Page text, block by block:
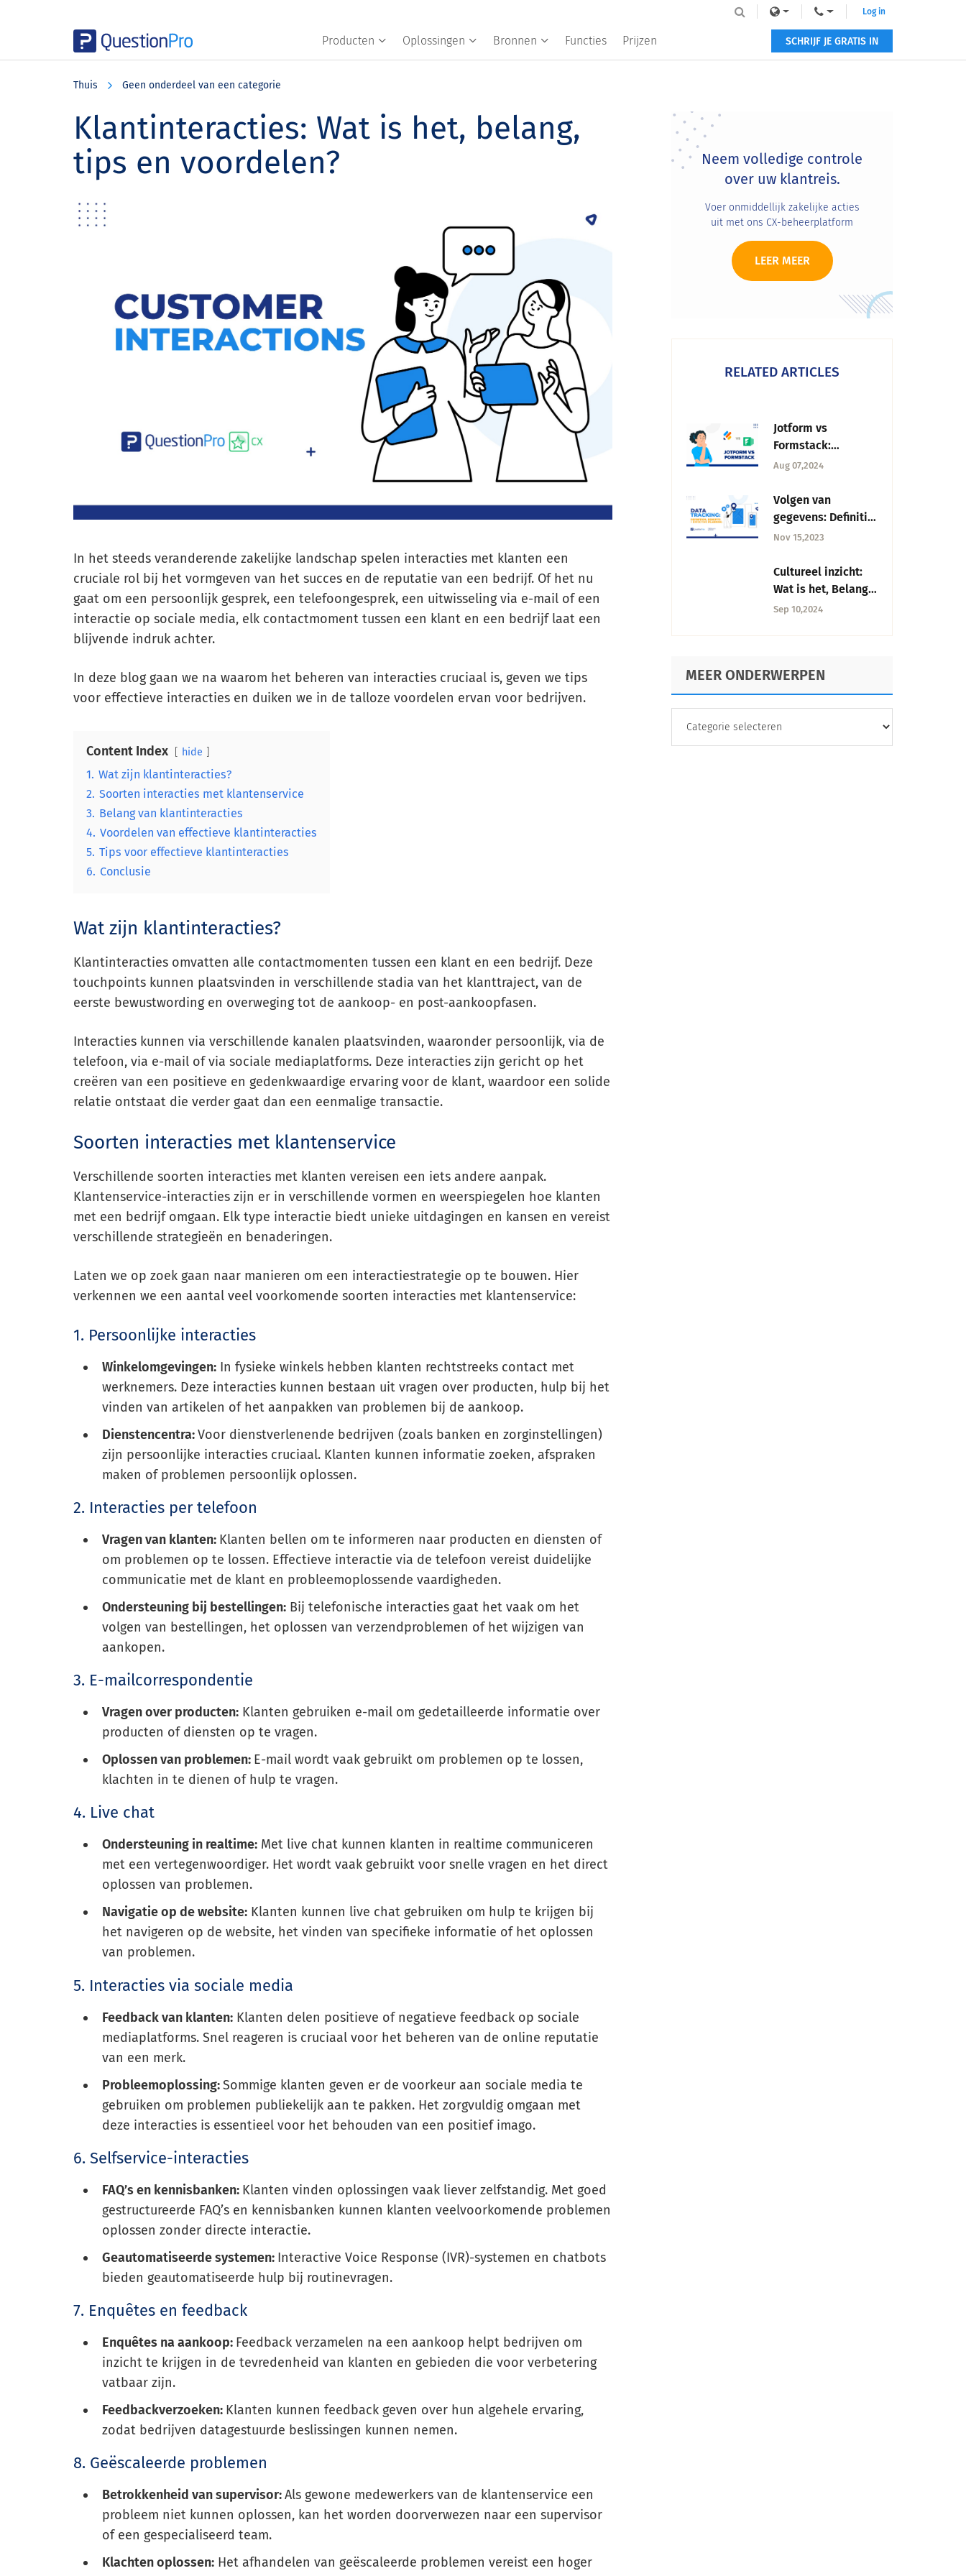
Producten Oplossingen Bronnen Functies Prijzen
Log in
SCHRIJF JE GRATIS IN
Thuis Geen onderdeel van een categorie
Klantinteracties: Wat is het, belang,
tips en voordelen?
In het steeds veranderende zakelijke landschap spelen interacties met klanten een
cruciale rol bij het vormgeven van het succes en de reputatie van een bedrijf. Of het nu
gaat om een persoonlijk gesprek, een telefoongesprek, een uitwisseling via e-mail of een
interactie op sociale media, elk contactmoment tussen een klant en een bedrijf laat een
blijvende indruk achter.
In deze blog gaan we na waarom het beheren van interacties cruciaal is, geven we tips
voor effectieve interacties en duiken we in de talloze voordelen ervan voor bedrijven.
Content Index hide
1. Wat zijn klantinteracties?
2. Soorten interacties met klantenservice
3. Belang van klantinteracties
4. Voordelen van effectieve klantinteracties
5. Tips voor effectieve klantinteracties
6. Conclusie
Wat zijn klantinteracties?
Klantinteracties omvatten alle contactmomenten tussen een klant en een bedrijf. Deze
touchpoints kunnen plaatsvinden in verschillende stadia van het klanttraject, van de
eerste bewustwording en overweging tot de aankoop- en post-aankoopfasen.
Interacties kunnen via verschillende kanalen plaatsvinden, waaronder persoonlijk, via de
telefoon, via e-mail of via sociale mediaplatforms. Deze interacties zijn gericht op het
creëren van een positieve en gedenkwaardige ervaring voor de klant, waardoor een solide
relatie ontstaat die verder gaat dan een eenmalige transactie.
Soorten interacties met klantenservice
Verschillende soorten interacties met klanten vereisen een iets andere aanpak.
Klantenservice-interacties zijn er in verschillende vormen en weerspiegelen hoe klanten
met een bedrijf omgaan. Elk type interactie biedt unieke uitdagingen en kansen en vereist
verschillende strategieën en benaderingen.
Laten we op zoek gaan naar manieren om een interactiestrategie op te bouwen. Hier
verkennen we een aantal veel voorkomende soorten interacties met klantenservice:
1. Persoonlijke interacties
Winkelomgevingen: In fysieke winkels hebben klanten rechtstreeks contact met
werknemers. Deze interacties kunnen bestaan uit vragen over producten, hulp bij het
vinden van artikelen of het aanpakken van problemen bij de aankoop.
Dienstencentra:Voor dienstverlenende bedrijven (zoals banken en zorginstellingen)
zijn persoonlijke interacties cruciaal. Klanten kunnen informatie zoeken, afspraken
maken of problemen persoonlijk oplossen.
2. Interacties per telefoon
Vragen van klanten: Klanten bellen om te informeren naar producten en diensten of
om problemen op te lossen. Effectieve interactie via de telefoon vereist duidelijke
communicatie met de klant en probleemoplossende vaardigheden.
Ondersteuning bij bestellingen: Bij telefonische interacties gaat het vaak om het
volgen van bestellingen, het oplossen van verzendproblemen of het wijzigen van
aankopen.
3. E-mailcorrespondentie
Vragen over producten: Klanten gebruiken e-mail om gedetailleerde informatie over
producten of diensten op te vragen.
Oplossen van problemen: E-mail wordt vaak gebruikt om problemen op te lossen,
klachten in te dienen of hulp te vragen.
4. Live chat
Ondersteuning in realtime: Met live chat kunnen klanten in realtime communiceren
met een vertegenwoordiger. Het wordt vaak gebruikt voor snelle vragen en het direct
oplossen van problemen.
Navigatie op de website: Klanten kunnen live chat gebruiken om hulp te krijgen bij
het navigeren op de website, het vinden van specifieke informatie of het oplossen
van problemen.
5. Interacties via sociale media
Feedback van klanten: Klanten delen positieve of negatieve feedback op sociale
mediaplatforms. Snel reageren is cruciaal voor het beheren van de online reputatie
van een merk.
Probleemoplossing:Sommige klanten geven er de voorkeur aan sociale media te
gebruiken om problemen publiekelijk aan te pakken. Het zorgvuldig omgaan met
deze interacties is essentieel voor het behouden van een positief imago.
6. Selfservice-interacties
FAQ’s en kennisbanken: Klanten vinden oplossingen vaak liever zelfstandig. Met goed
gestructureerde FAQ’s en kennisbanken kunnen klanten veelvoorkomende problemen
oplossen zonder directe interactie.
Geautomatiseerde systemen: Interactive Voice Response (IVR)-systemen en chatbots
bieden geautomatiseerde hulp bij routinevragen.
7. Enquêtes en feedback
Enquêtes na aankoop: Feedback verzamelen na een aankoop helpt bedrijven om
inzicht te krijgen in de tevredenheid van klanten en gebieden die voor verbetering
vatbaar zijn.
Feedbackverzoeken: Klanten kunnen feedback geven over hun algehele ervaring,
zodat bedrijven datagestuurde beslissingen kunnen nemen.
8. Geëscaleerde problemen
Betrokkenheid van supervisor:Als gewone medewerkers van de klantenservice een
probleem niet kunnen oplossen, kan het worden doorverwezen naar een supervisor
of een gespecialiseerd team.
Klachten oplossen: Het afhandelen van geëscaleerde problemen vereist een hoger
Primary
Sidebar
Neem volledige controle
over uw klantreis.
Voer onmiddellijk zakelijke acties
uit met ons CX-beheerplatform
LEER MEER
RELATED ARTICLES
Jotform vs
Formstack:
Geavanceerde
Aug 07,2024
Volgen van
gegevens: Definitie,
voordelen +
Nov 15,2023
Cultureel inzicht:
Wat is het, Belang +
Hoe verzamelen?
Sep 10,2024
MEER ONDERWERPEN
ONDERWERPEN